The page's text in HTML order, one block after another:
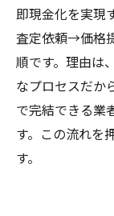
口コ
空き家も
大阪
るコツ
空き
即現金化を実現
査定依頼→価格
順です。理由は
なプロセスだか
で完結できる業
す。この流れを
す。